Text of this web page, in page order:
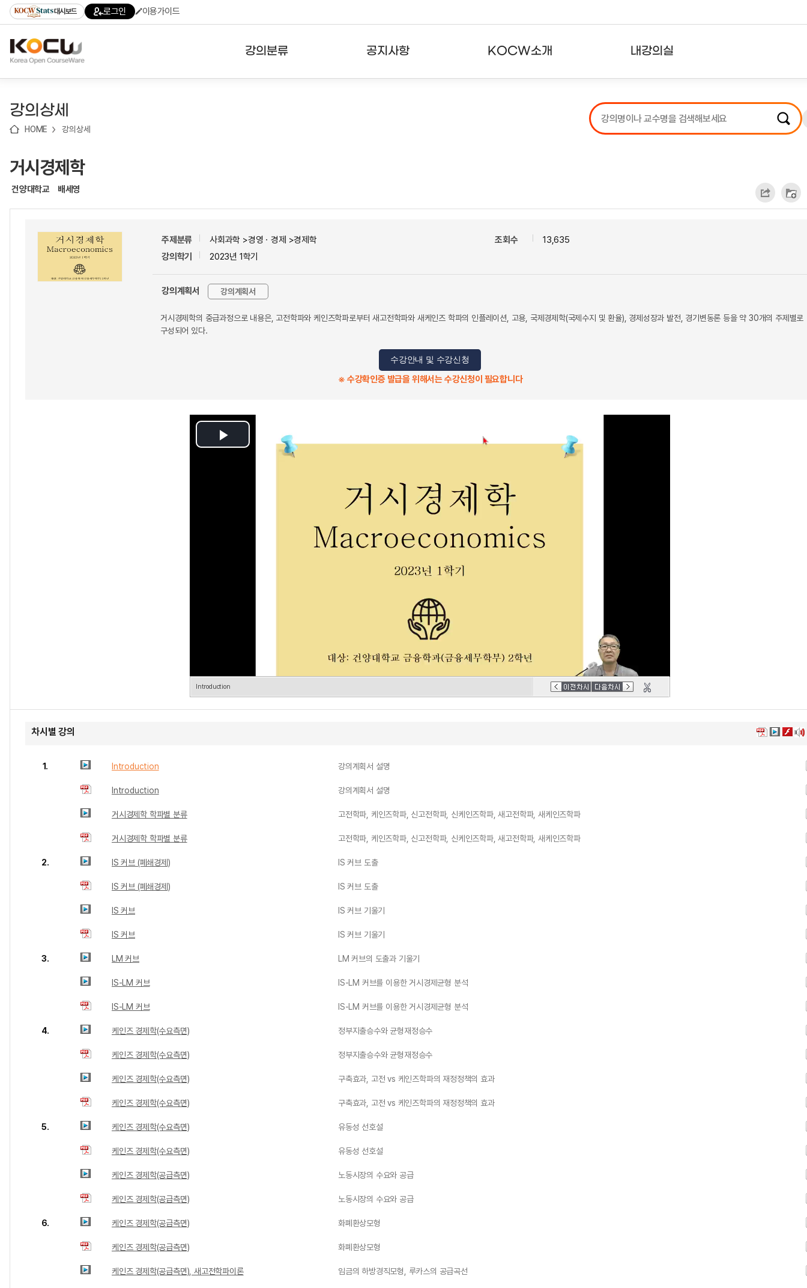
기
기
기
content)
가
대시보드 로그인 이용가이드
강의분류 공지사항 KOCW소개 내강의실
강의리스트
수강확인증강의
강의상세
HOME 강의상세
거시경제학
건양대학교 배세영
주제분류
사회과학 >경영ㆍ경제 >경제학
강의학기
2023년 1학기
조회수 13,635
강의계획서 강의계획서
거시경제학의 중급과정으로 내용은, 고전학파와 케인즈학파로부터 새고전학파와 새케인즈 학파의 인플레이션, 고용, 국제경제학(국제수지 및 환율), 경제성장과 발전, 경기변동론 등을 약 30개의 주제별로
구성되어 있다.
수강안내 및 수강신청
※ 수강확인증 발급을 위해서는 수강신청이 필요합니다
Play
Introduction
차시별 강의
1. Introduction 강의계획서 설명
Introduction 강의계획서 설명
거시경제학 학파별 분류 고전학파, 케인즈학파, 신고전학파, 신케인즈학파, 새고전학파, 새케인즈학파
거시경제학 학파별 분류 고전학파, 케인즈학파, 신고전학파, 신케인즈학파, 새고전학파, 새케인즈학파
2. IS 커브 (폐쇄경제) IS 커브 도출
IS 커브 (폐쇄경제) IS 커브 도출
IS 커브 IS 커브 기울기
IS 커브 IS 커브 기울기
3. LM 커브 LM 커브의 도출과 기울기
IS-LM 커브 IS-LM 커브를 이용한 거시경제균형 분석
IS-LM 커브 IS-LM 커브를 이용한 거시경제균형 분석
4. 케인즈 경제학(수요측면) 정부지출승수와 균형재정승수
케인즈 경제학(수요측면) 정부지출승수와 균형재정승수
케인즈 경제학(수요측면) 구축효과, 고전 vs 케인즈학파의 재정정책의 효과
케인즈 경제학(수요측면) 구축효과, 고전 vs 케인즈학파의 재정정책의 효과
5. 케인즈 경제학(수요측면) 유동성 선호설
케인즈 경제학(수요측면) 유동성 선호설
케인즈 경제학(공급측면) 노동시장의 수요와 공급
케인즈 경제학(공급측면) 노동시장의 수요와 공급
6. 케인즈 경제학(공급측면) 화폐환상모형
케인즈 경제학(공급측면) 화폐환상모형
케인즈 경제학(공급측면), 새고전학파이론 임금의 하방경직모형, 루카스의 공급곡선